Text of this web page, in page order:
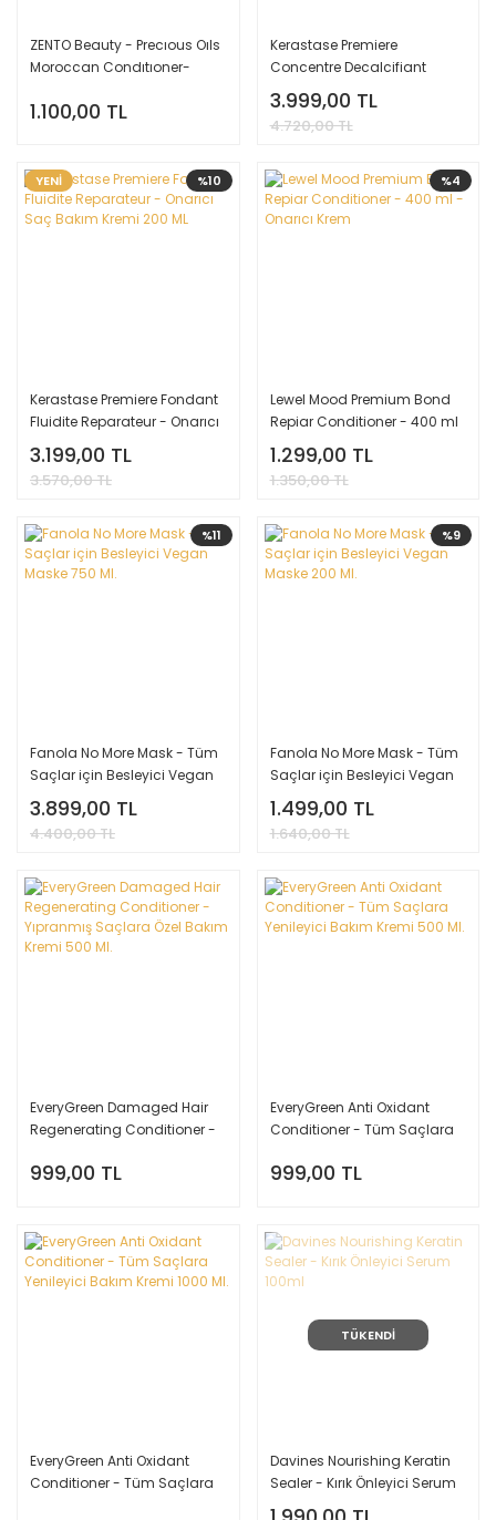
ZENTO Beauty - Precıous Oıls
Moroccan Condıtıoner-
Bakım Kremi 500ml
1.100,00 TL
Kerastase Premiere
Concentre Decalcifiant
Ultra-Reparateur Onarıcı
Şampuan Öncesi Bakım 250
ML
3.999,00 TL
4.720,00 TL
%10
YENİ
Kerastase Premiere Fondant
Fluidite Reparateur - Onarıcı
Saç Bakım Kremi 200 ML
3.199,00 TL
3.570,00 TL
%4
Lewel Mood Premium Bond
Repiar Conditioner - 400 ml
- Onarıcı Krem
1.299,00 TL
1.350,00 TL
%11
Fanola No More Mask - Tüm
Saçlar için Besleyici Vegan
Maske 750 Ml.
3.899,00 TL
4.400,00 TL
%9
Fanola No More Mask - Tüm
Saçlar için Besleyici Vegan
Maske 200 Ml.
1.499,00 TL
1.640,00 TL
EveryGreen Damaged Hair
Regenerating Conditioner -
Bakım Kremi 500 Ml.
999,00 TL
EveryGreen Anti Oxidant
Conditioner - Tüm Saçlara
Ml.
999,00 TL
EveryGreen Anti Oxidant
Conditioner - Tüm Saçlara
TÜKENDİ
Davines Nourishing Keratin
Sealer - Kırık Önleyici Serum
100ml